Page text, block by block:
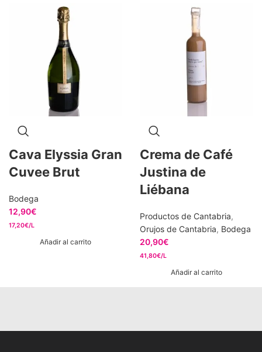
Cava Elyssia Gran
Cuvee Brut
Bodega
12,90€
17,20€/L
Añadir al carrito
Crema de Café
Justina de
Liébana
Productos de Cantabria,
Orujos de Cantabria, Bodega
20,90€
41,80€/L
Añadir al carrito